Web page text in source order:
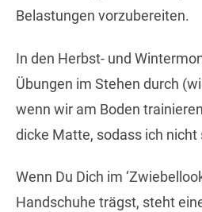
Belastungen vorzubereiten.
In den Herbst- und
Übungen im Stehen durch
wenn wir am Boden
dicke Matte, sodass ich nicht
Wenn Du Dich im
Handschuhe trägst, steht